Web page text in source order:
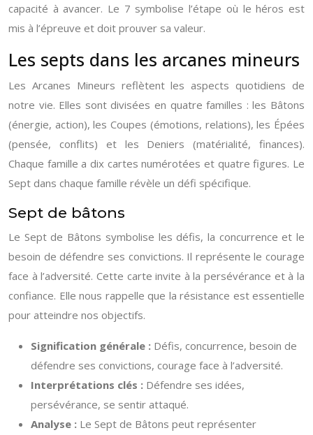
capacité à avancer. Le 7 symbolise l’étape où le héros est
mis à l’épreuve et doit prouver sa valeur.
Les septs dans les arcanes mineurs
Les Arcanes Mineurs reflètent les aspects quotidiens de
notre vie. Elles sont divisées en quatre familles : les Bâtons
(énergie, action), les Coupes (émotions, relations), les Épées
(pensée, conflits) et les Deniers (matérialité, finances).
Chaque famille a dix cartes numérotées et quatre figures. Le
Sept dans chaque famille révèle un défi spécifique.
Sept de bâtons
Le Sept de Bâtons symbolise les défis, la concurrence et le
besoin de défendre ses convictions. Il représente le courage
face à l’adversité. Cette carte invite à la persévérance et à la
confiance. Elle nous rappelle que la résistance est essentielle
pour atteindre nos objectifs.
Signification générale : Défis, concurrence, besoin de
défendre ses convictions, courage face à l’adversité.
Interprétations clés : Défendre ses idées,
persévérance, se sentir attaqué.
Analyse : Le Sept de Bâtons peut représenter